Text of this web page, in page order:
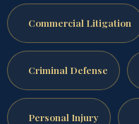
Commercial Litigation
Criminal Defense
Personal Injury